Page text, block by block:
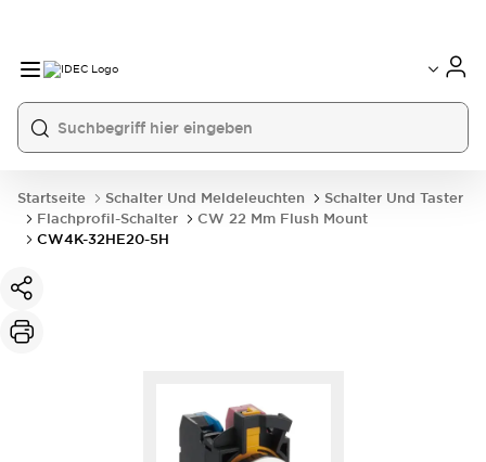
Startseite Schalter Und Meldeleuchten
Schalter Und Taster
Flachprofil-Schalter
CW 22 Mm Flush Mount
CW4K-32HE20-5H